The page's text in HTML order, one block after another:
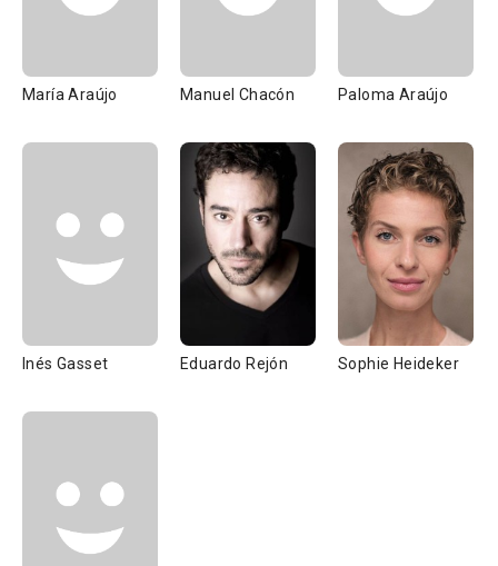
María Araújo Manuel Chacón Paloma Araújo
Inés Gasset Eduardo Rejón Sophie Heideker